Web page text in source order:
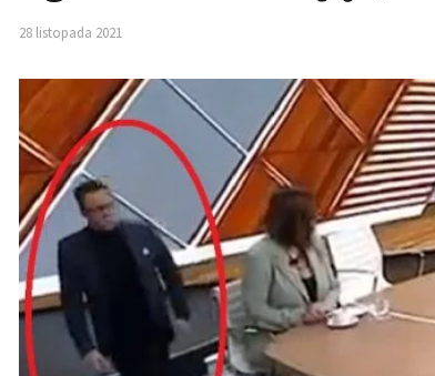
28 listopada 2021